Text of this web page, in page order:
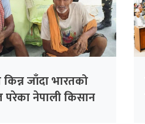
जाँदा भारतको
नेपाली किसान